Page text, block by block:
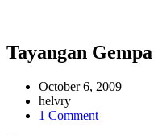
Tayangan Gempa
October 6, 2009
helvry
1 Commenton